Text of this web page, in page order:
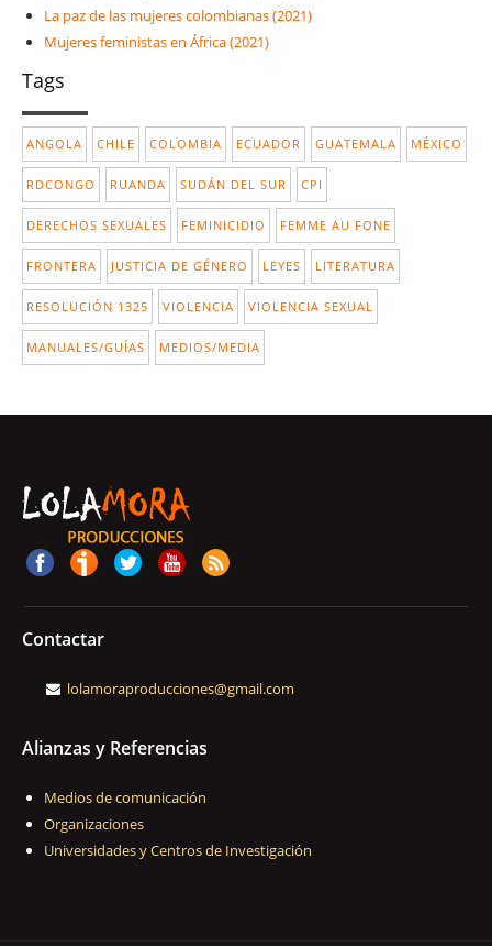
La paz de las mujeres colombianas (2021)
Mujeres feministas en África (2021)
Tags
ANGOLA CHILE COLOMBIA ECUADOR GUATEMALA MÉXICO
RDCONGO RUANDA SUDÁN DEL SUR CPI
DERECHOS SEXUALES FEMINICIDIO FEMME AU FONE
FRONTERA JUSTICIA DE GÉNERO LEYES LITERATURA
RESOLUCIÓN 1325 VIOLENCIA VIOLENCIA SEXUAL
MANUALES/GUÍAS MEDIOS/MEDIA
Contactar
lolamoraproducciones@gmail.com
Alianzas y Referencias
Medios de comunicación
Organizaciones
Universidades y Centros de Investigación